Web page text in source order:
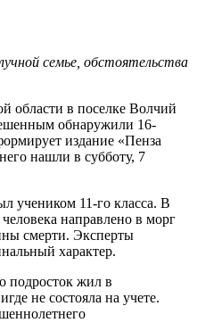
семье, обстоятельства
области в поселке Волчий
обнаружили 16-
издание «Пенза
нашли в субботу, 7
учеником 11-го класса. В
направлено в морг
смерти. Эксперты
характер.
подросток жил в
не состояла на учете.